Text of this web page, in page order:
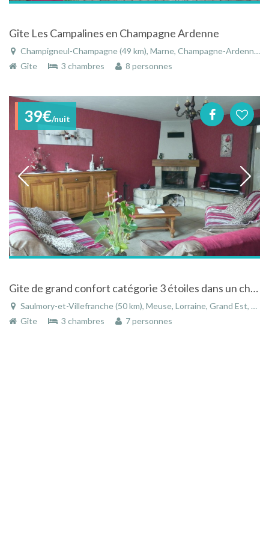
Gîte Les Campalines en Champagne Ardenne
Champigneul-Champagne (49 km), Marne, Champagne-Ardenne, Grand Est, France
Gîte
3 chambres 8 personnes
39€/nuit
Gite de grand confort catégorie 3 étoiles dans un charmant petit village .
Saulmory-et-Villefranche (50 km), Meuse, Lorraine, Grand Est, France
Gîte
3 chambres 7 personnes